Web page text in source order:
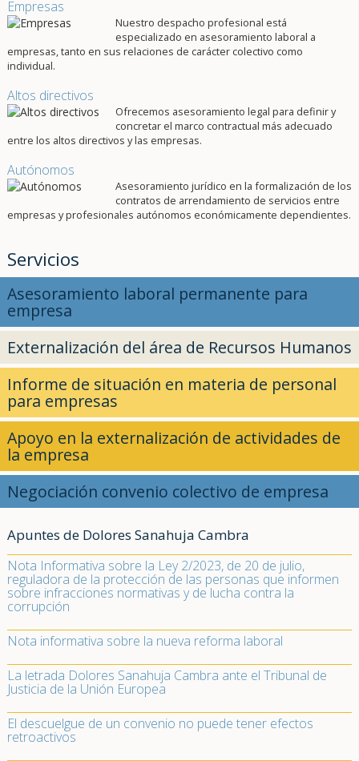
Empresas
Nuestro despacho profesional está
especializado en asesoramiento laboral a
empresas, tanto en sus relaciones de carácter colectivo como
individual.
Altos directivos
Ofrecemos asesoramiento legal para definir y
concretar el marco contractual más adecuado
entre los altos directivos y las empresas.
Autónomos
Asesoramiento jurídico en la formalización de los
contratos de arrendamiento de servicios entre
empresas y profesionales autónomos económicamente dependientes.
Servicios
Asesoramiento laboral permanente para
empresa
Externalización del área de Recursos Humanos
Informe de situación en materia de personal
para empresas
Apoyo en la externalización de actividades de
la empresa
Negociación convenio colectivo de empresa
Apuntes de Dolores Sanahuja Cambra
Nota Informativa sobre la Ley 2/2023, de 20 de julio,
reguladora de la protección de las personas que informen
sobre infracciones normativas y de lucha contra la
corrupción
Nota informativa sobre la nueva reforma laboral
La letrada Dolores Sanahuja Cambra ante el Tribunal de
Justicia de la Unión Europea
El descuelgue de un convenio no puede tener efectos
retroactivos